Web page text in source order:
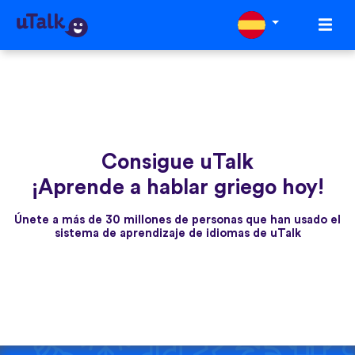
Consigue uTalk
¡Aprende a hablar griego hoy!
Únete a más de 30 millones de personas que han usado el
sistema de aprendizaje de idiomas de uTalk